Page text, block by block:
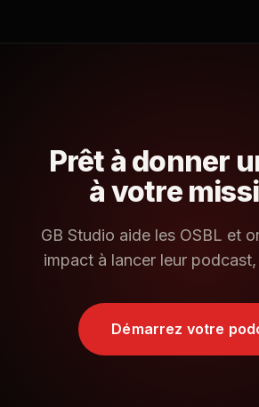
Prêt à donner
à votre
GB Studio aide les OSBL et
impact à lancer leur podcast,
Démarrez votre